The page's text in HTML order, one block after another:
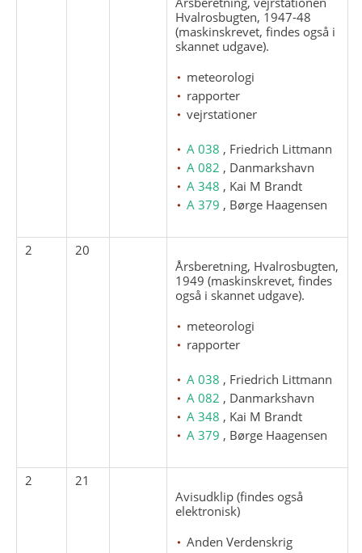
Hvalrosbugten, 1947-48
(maskinskrevet, findes også i
skannet udgave).
meteorologi
rapporter
vejrstationer
A 038 , Friedrich Littmann
A 082 , Danmarkshavn
A 348 , Kai M Brandt
A 379 , Børge Haagensen
2
20
Årsberetning, Hvalrosbugten,
1949 (maskinskrevet, findes
også i skannet udgave).
meteorologi
rapporter
A 038 , Friedrich Littmann
A 082 , Danmarkshavn
A 348 , Kai M Brandt
A 379 , Børge Haagensen
2
21
Avisudklip (findes også
elektronisk)
Anden Verdenskrig